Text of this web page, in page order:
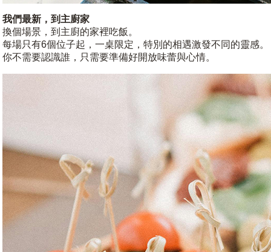
我們最新，到主廚家
換個場景，到主廚的家裡吃飯。
每場只有6個位子起，一桌限定，特別的相遇激發不同的靈感。
你不需要認識誰，只需要準備好開放味蕾與心情。